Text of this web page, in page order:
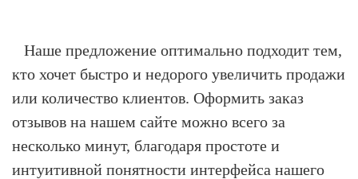
Наше предложение оптимально подходит тем,
кто хочет быстро и недорого увеличить продажи
или количество клиентов. Оформить заказ
отзывов на нашем сайте можно всего за
несколько минут, благодаря простоте и
интуитивной понятности интерфейса нашего